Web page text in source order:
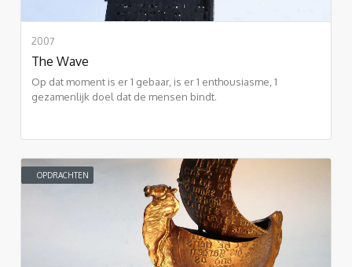
2007
The Wave
Op dat moment is er 1 gebaar, is er 1 enthousiasme, 1
gezamenlijk doel dat de mensen bindt.
OPDRACHTEN